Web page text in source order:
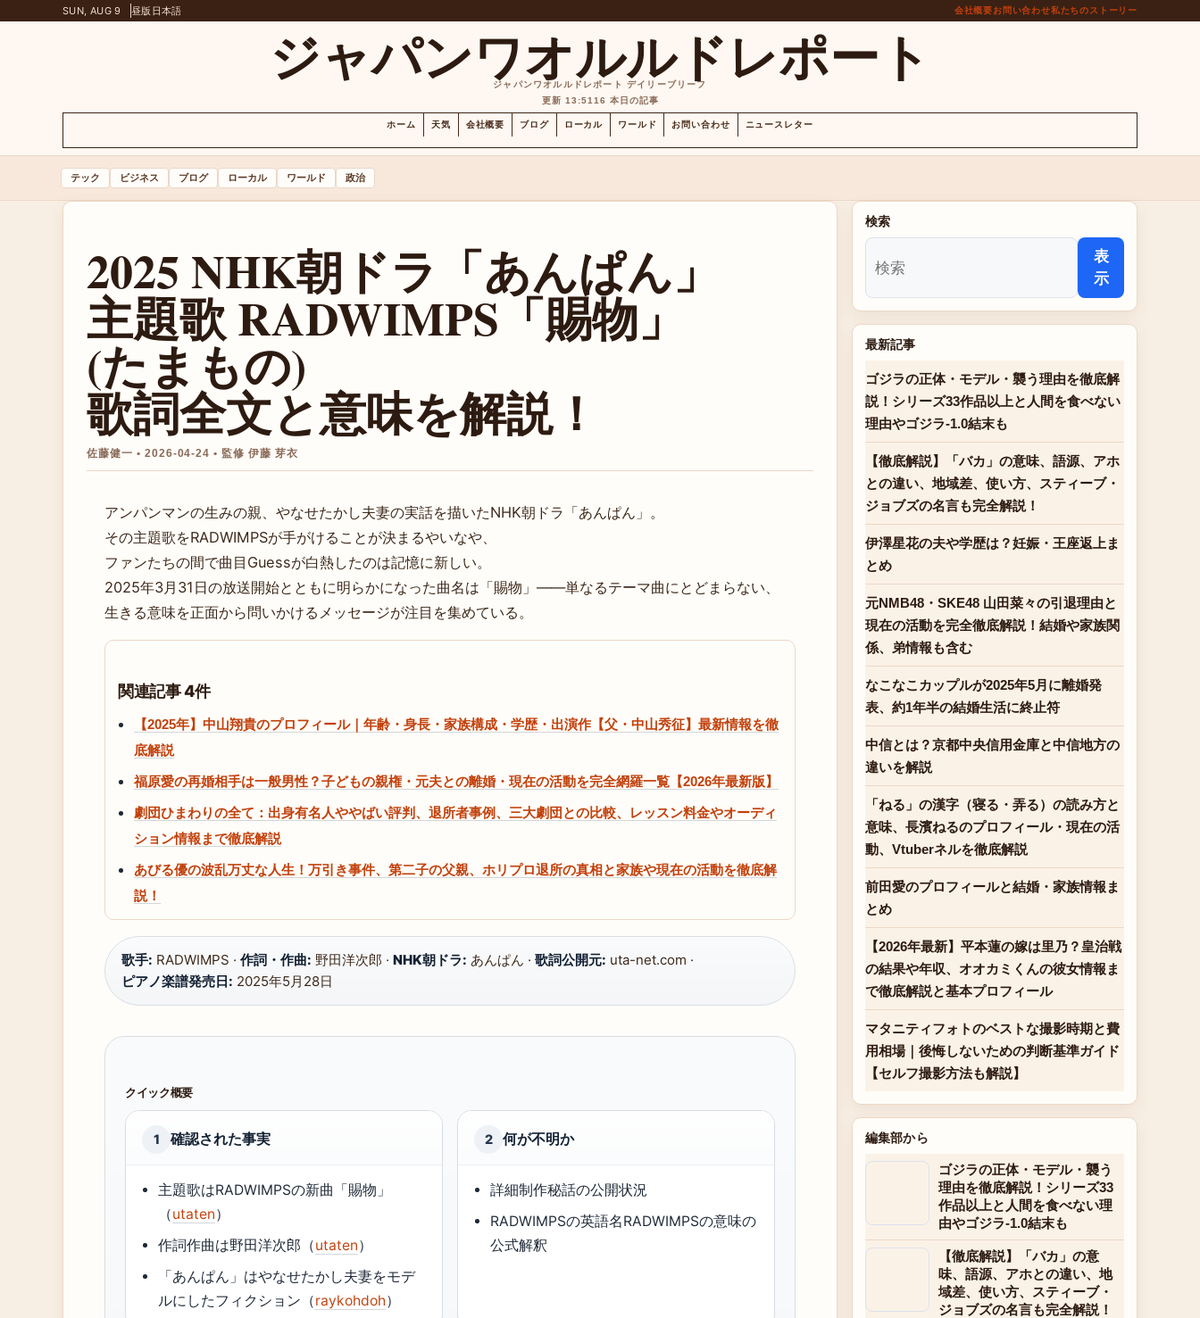
SUN, AUG 9 昼版 日本語 会社概要お問い合わせ私たちのストーリー
ジャパンワオルルドレポート
ジャパンワオルルドレポート デイリーブリーフ
更新 13:51 16 本日の記事
ホーム 天気 会社概要 ブログ ローカル ワールド お問い合わせ ニュースレター
テック ビジネス ブログ ローカル ワールド 政治
2025 NHK朝ドラ「あんぱん」
主題歌 RADWIMPS「賜物」
(たまもの)
歌詞全文と意味を解説！
佐藤健一 • 2026-04-24 • 監修 伊藤 芽衣
アンパンマンの生みの親、やなせたかし夫妻の実話を描いたNHK朝ドラ「あんぱん」。
その主題歌をRADWIMPSが手がけることが決まるやいなや、
ファンたちの間で曲目Guessが白熱したのは記憶に新しい。
2025年3月31日の放送開始とともに明らかになった曲名は「賜物」——単なるテーマ曲にとどまらない、
生きる意味を正面から問いかけるメッセージが注目を集めている。
関連記事 4件
【2025年】中山翔貴のプロフィール｜年齢・身長・家族構成・学歴・出演作【父・中山秀征】最新情報を徹
底解説
福原愛の再婚相手は一般男性？子どもの親権・元夫との離婚・現在の活動を完全網羅一覧【2026年最新版】
劇団ひまわりの全て：出身有名人ややばい評判、退所者事例、三大劇団との比較、レッスン料金やオーディ
ション情報まで徹底解説
あびる優の波乱万丈な人生！万引き事件、第二子の父親、ホリプロ退所の真相と家族や現在の活動を徹底解
説！
歌手: RADWIMPS · 作詞・作曲: 野田洋次郎 · NHK朝ドラ: あんぱん · 歌詞公開元: uta-net.com ·
ピアノ楽譜発売日: 2025年5月28日
クイック概要
1 確認された事実
主題歌はRADWIMPSの新曲「賜物」
（utaten）
作詞作曲は野田洋次郎（utaten）
「あんぱん」はやなせたかし夫妻をモデ
ルにしたフィクション（raykohdoh）
2 何が不明か
詳細制作秘話の公開状況
RADWIMPSの英語名RADWIMPSの意味の
公式解釈
検索
表
示
最新記事
ゴジラの正体・モデル・襲う理由を徹底解
説！シリーズ33作品以上と人間を食べない
理由やゴジラ-1.0結末も
【徹底解説】「バカ」の意味、語源、アホ
との違い、地域差、使い方、スティーブ・
ジョブズの名言も完全解説！
伊澤星花の夫や学歴は？妊娠・王座返上ま
とめ
元NMB48・SKE48 山田菜々の引退理由と
現在の活動を完全徹底解説！結婚や家族関
係、弟情報も含む
なこなこカップルが2025年5月に離婚発
表、約1年半の結婚生活に終止符
中信とは？京都中央信用金庫と中信地方の
違いを解説
「ねる」の漢字（寝る・弄る）の読み方と
意味、長濱ねるのプロフィール・現在の活
動、Vtuberネルを徹底解説
前田愛のプロフィールと結婚・家族情報ま
とめ
【2026年最新】平本蓮の嫁は里乃？皇治戦
の結果や年収、オオカミくんの彼女情報ま
で徹底解説と基本プロフィール
マタニティフォトのベストな撮影時期と費
用相場｜後悔しないための判断基準ガイド
【セルフ撮影方法も解説】
編集部から
ゴジラの正体・モデル・襲う
理由を徹底解説！シリーズ33
作品以上と人間を食べない理
由やゴジラ-1.0結末も
【徹底解説】「バカ」の意
味、語源、アホとの違い、地
域差、使い方、スティーブ・
ジョブズの名言も完全解説！